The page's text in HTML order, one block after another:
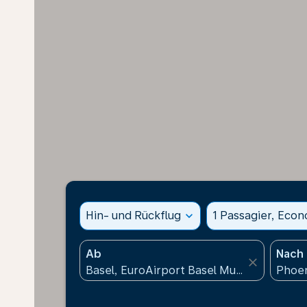
Hin- und Rückflug expand_more 1 Passagier,
Ab
close
Nach